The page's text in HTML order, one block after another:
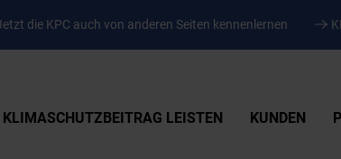
die KPC auch von anderen Seiten kennenlernen
KLIMASCHUTZBEITRAG LEISTEN KUNDEN